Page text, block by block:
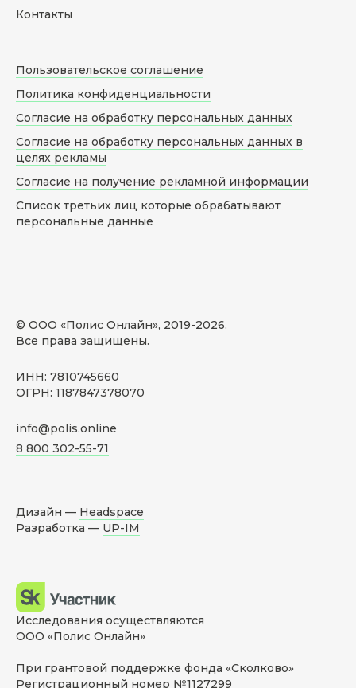
© ООО «Полис Онлайн», 2019-2026.
Все права защищены.
ИНН: 7810745660
ОГРН: 1187847378070
info@polis.online
8 800 302-55-71
Контакты
Пользовательское соглашение
Политика конфиденциальности
Согласие на обработку персональных данных
Согласие на обработку персональных данных в
целях рекламы
Согласие на получение рекламной информации
Список третьих лиц которые обрабатывают
персональные данные
Дизайн — Headspace
Разработка — UP-IM
Исследования осуществляются
ООО «Полис Онлайн»
При грантовой поддержке фонда «Сколково»
Регистрационный номер №1127299